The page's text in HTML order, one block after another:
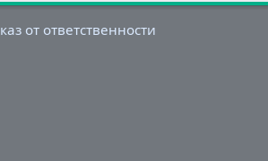
от ответственности